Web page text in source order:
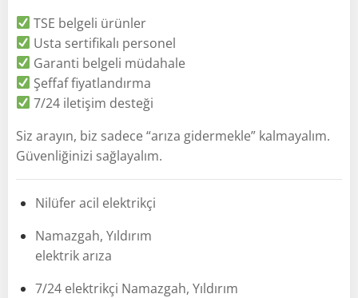
TSE belgeli ürünler
Usta sertifikalı personel
Garanti belgeli müdahale
Şeffaf fiyatlandırma
7/24 iletişim desteği
Siz arayın, biz sadece “arıza gidermekle” kalmayalım.
Güvenliğinizi sağlayalım.
Nilüfer acil elektrikçi
Namazgah, Yıldırım
elektrik arıza
7/24 elektrikçi Namazgah, Yıldırım